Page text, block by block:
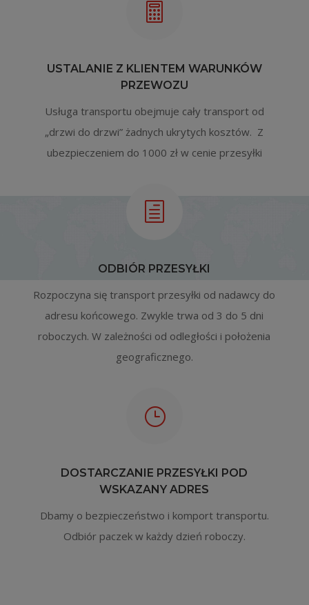

USTALANIE Z KLIENTEM WARUNKÓW
PRZEWOZU
Usługa transportu obejmuje cały transport od
„drzwi do drzwi” żadnych ukrytych kosztów. Z
ubezpieczeniem do 1000 zł w cenie przesyłki
h
ODBIÓR PRZESYŁKI
Rozpoczyna się transport przesyłki od nadawcy do
adresu końcowego. Zwykle trwa od 3 do 5 dni
roboczych. W zależności od odległości i położenia
geograficznego.
}
DOSTARCZANIE PRZESYŁKI POD
WSKAZANY ADRES
Dbamy o bezpieczeństwo i komport transportu.
Odbiór paczek w każdy dzień roboczy.